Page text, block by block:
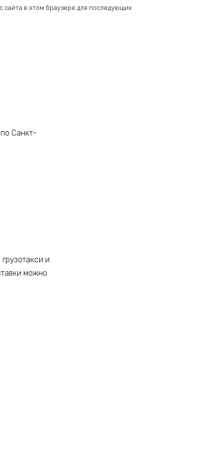
сайта в этом браузере для последующих
Санкт-
и
можно